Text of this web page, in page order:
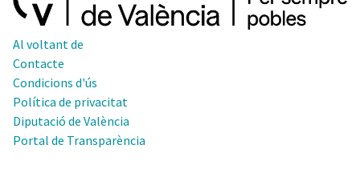
Al voltant de
Contacte
Condicions d'ús
Política de privacitat
Diputació de València
Portal de Transparència